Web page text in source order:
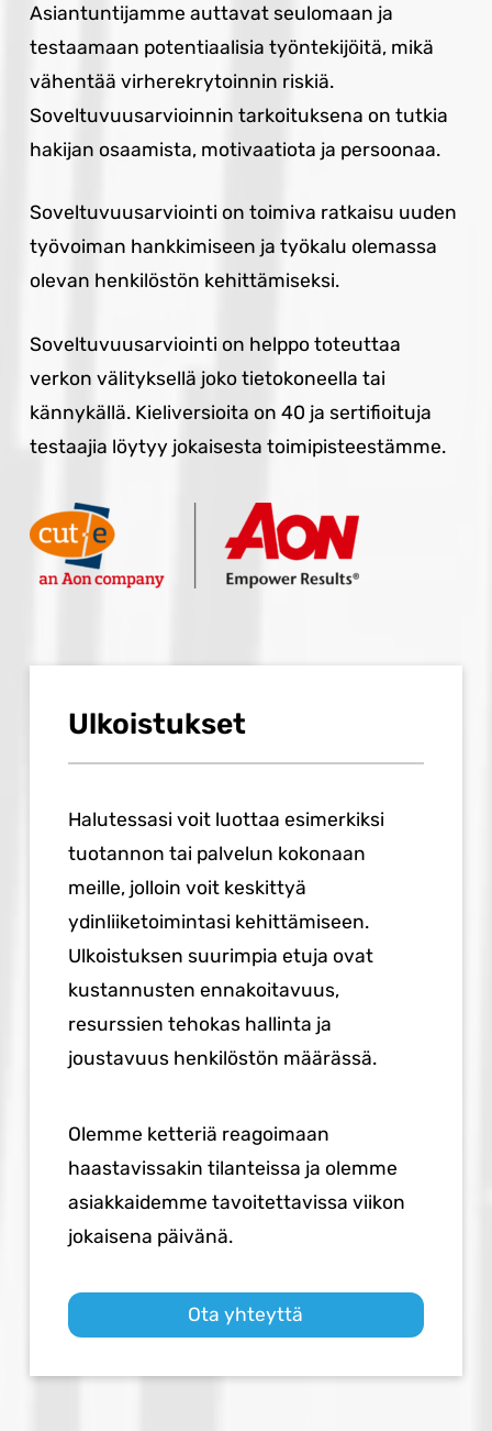
Asiantuntijamme auttavat seulomaan ja
testaamaan potentiaalisia työntekijöitä, mikä
vähentää virherekrytoinnin riskiä.
Soveltuvuusarvioinnin tarkoituksena on tutkia
hakijan osaamista, motivaatiota ja persoonaa.
Soveltuvuusarviointi on toimiva ratkaisu uuden
työvoiman hankkimiseen ja työkalu olemassa
olevan henkilöstön kehittämiseksi.
Soveltuvuusarviointi on helppo toteuttaa
verkon välityksellä joko tietokoneella tai
kännykällä. Kieliversioita on 40 ja sertifioituja
testaajia löytyy jokaisesta toimipisteestämme.
Ulkoistukset
Halutessasi voit luottaa esimerkiksi
tuotannon tai palvelun kokonaan
meille, jolloin voit keskittyä
ydinliiketoimintasi kehittämiseen.
Ulkoistuksen suurimpia etuja ovat
kustannusten ennakoitavuus,
resurssien tehokas hallinta ja
joustavuus henkilöstön määrässä.
Olemme ketteriä reagoimaan
haastavissakin tilanteissa ja olemme
asiakkaidemme tavoitettavissa viikon
jokaisena päivänä.
Ota yhteyttä